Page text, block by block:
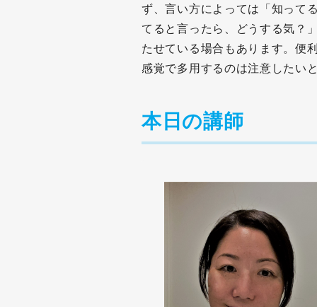
ず、言い方によっては「知って
てると言ったら、どうする気？
たせている場合もあります。便
感覚で多用するのは注意したい
本日の講師